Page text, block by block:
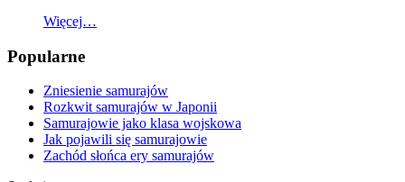
Więcej…
Popularne
Zniesienie samurajów
Rozkwit samurajów w Japonii
Samurajowie jako klasa wojskowa
Jak pojawili się samurajowie
Zachód słońca ery samurajów